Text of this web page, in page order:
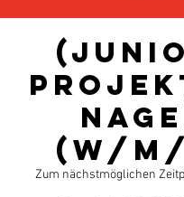
(w/
Zum nächstmöglichen